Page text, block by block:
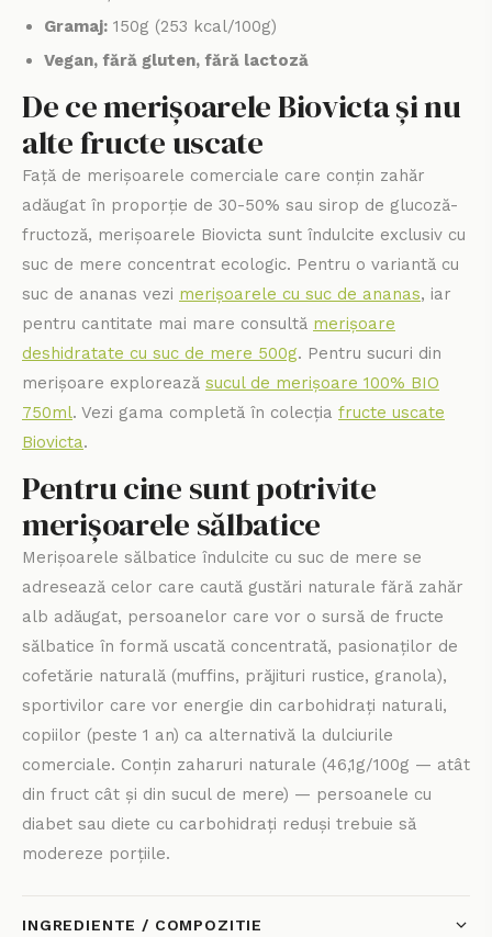
Gramaj: 150g (253 kcal/100g)
Vegan, fără gluten, fără lactoză
De ce merișoarele Biovicta și nu
alte fructe uscate
Față de merișoarele comerciale care conțin zahăr
adăugat în proporție de 30-50% sau sirop de glucoză-
fructoză, merișoarele Biovicta sunt îndulcite exclusiv cu
suc de mere concentrat ecologic. Pentru o variantă cu
suc de ananas vezi merișoarele cu suc de ananas, iar
pentru cantitate mai mare consultă merișoare
deshidratate cu suc de mere 500g. Pentru sucuri din
merișoare explorează sucul de merișoare 100% BIO
750ml. Vezi gama completă în colecția fructe uscate
Biovicta.
Pentru cine sunt potrivite
merișoarele sălbatice
Merișoarele sălbatice îndulcite cu suc de mere se
adresează celor care caută gustări naturale fără zahăr
alb adăugat, persoanelor care vor o sursă de fructe
sălbatice în formă uscată concentrată, pasionaților de
cofetărie naturală (muffins, prăjituri rustice, granola),
sportivilor care vor energie din carbohidrați naturali,
copiilor (peste 1 an) ca alternativă la dulciurile
comerciale. Conțin zaharuri naturale (46,1g/100g — atât
din fruct cât și din sucul de mere) — persoanele cu
diabet sau diete cu carbohidrați reduși trebuie să
modereze porțiile.
INGREDIENTE / COMPOZITIE